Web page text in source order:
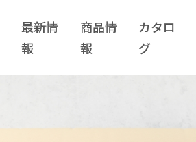
最新情
報
商品情
報
カタロ
グ